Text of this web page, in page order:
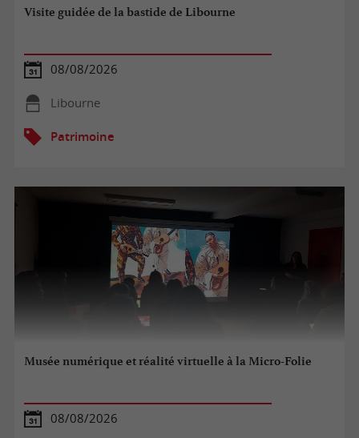
Visite guidée de la bastide de Libourne
08/08/2026
Libourne
Patrimoine
Musée numérique et réalité virtuelle à la Micro-Folie
08/08/2026